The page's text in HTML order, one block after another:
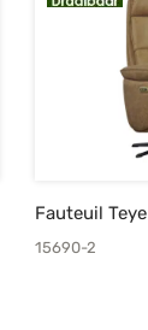
Fauteuil Teye
15690-2